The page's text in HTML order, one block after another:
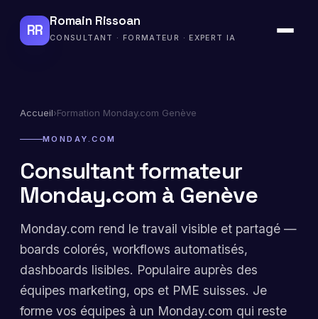
RR
Romain Rissoan
CONSULTANT · FORMATEUR · EXPERT IA
Accueil›Formation Monday.com Genève
MONDAY.COM
Consultant formateur
Monday.com à Genève
Monday.com rend le travail visible et partagé —
boards colorés, workflows automatisés,
dashboards lisibles. Populaire auprès des
équipes marketing, ops et PME suisses. Je
forme vos équipes à un Monday.com qui reste